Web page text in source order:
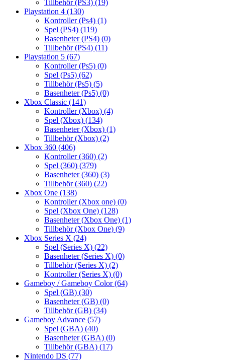
Tillbehör (PS3) (19)
Playstation 4 (130)
Kontroller (Ps4) (1)
Spel (PS4) (119)
Basenheter (PS4) (0)
Tillbehör (PS4) (11)
Playstation 5 (67)
Kontroller (Ps5) (0)
Spel (Ps5) (62)
Tillbehör (Ps5) (5)
Basenheter (Ps5) (0)
Xbox Classic (141)
Kontroller (Xbox) (4)
Spel (Xbox) (134)
Basenheter (Xbox) (1)
Tillbehör (Xbox) (2)
Xbox 360 (406)
Kontroller (360) (2)
Spel (360) (379)
Basenheter (360) (3)
Tillbehör (360) (22)
Xbox One (138)
Kontroller (Xbox one) (0)
Spel (Xbox One) (128)
Basenheter (Xbox One) (1)
Tillbehör (Xbox One) (9)
Xbox Series X (24)
Spel (Series X) (22)
Basenheter (Series X) (0)
Tillbehör (Series X) (2)
Kontroller (Series X) (0)
Gameboy / Gameboy Color(64)
Spel (GB) (30)
Basenheter (GB) (0)
Tillbehör (GB) (34)
Gameboy Advance (57)
Spel (GBA) (40)
Basenheter (GBA) (0)
Tillbehör (GBA) (17)
Nintendo DS (77)